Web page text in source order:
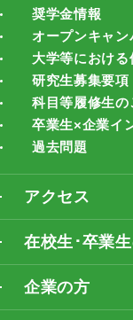
奨学金情報
オープンキャ
大学等における
研究生募集要項
科目等履修生の
卒業生×企業イ
過去問題
アクセス
在校生･卒業
企業の方